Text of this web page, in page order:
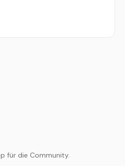
für die Community.